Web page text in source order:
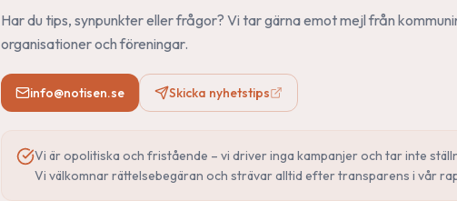
Har du tips, synpunkter eller frågor? Vi tar gärna emot mejl från
organisationer och föreningar.
info@notisen.se Skicka nyhetstips
Vi är opolitiska och fristående – vi driver inga kampanjer och tar inte
Vi välkomnar rättelsebegäran och strävar alltid efter transparens i vår